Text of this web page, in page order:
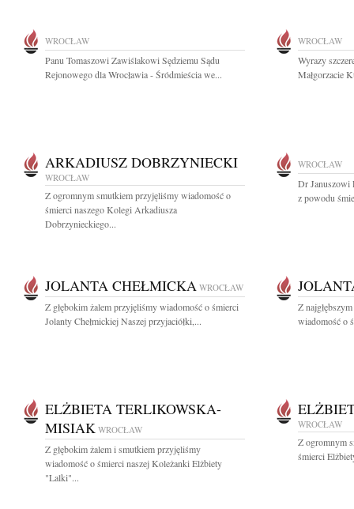
WROCŁAW
Panu Tomaszowi Zawiślakowi Sędziemu Sądu
Rejonowego dla Wrocławia - Śródmieścia we...
WROCŁAW
Wyrazy
Małgorzacie
ARKADIUSZ DOBRZYNIECKI
WROCŁAW
Z ogromnym smutkiem przyjęliśmy wiadomość o
śmierci naszego Kolegi Arkadiusza
Dobrzynieckiego...
WROCŁAW
Dr Januszowi
z powodu
JOLANTA CHEŁMICKA WROCŁAW
Z głębokim żalem przyjęliśmy wiadomość o śmierci
Jolanty Chełmickiej Naszej przyjaciółki,...
Z
wiadomość o
ELŻBIETA TERLIKOWSKA-
MISIAK WROCŁAW
Z głębokim żalem i smutkiem przyjęliśmy
wiadomość o śmierci naszej Koleżanki Elżbiety
"Lalki"...
WROCŁAW
Z ogromnym
śmierci